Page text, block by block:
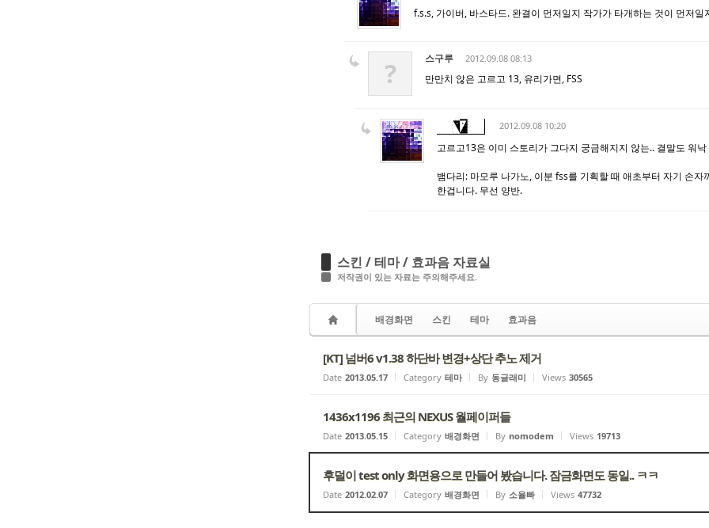
f.s.s, 가이버, 바스타드. 완결이 먼저일지 작가가 타개하는 것이 먼저
? 스구루 2012.09.08 08:13
만만치 않은 고르고 13, 유리가면, FSS
2012.09.08 10:20
고르고13은 이미 스토리가 그다지 궁금해지지 않는.. 결말도 워
뱀다리: 마모루 나가노, 이분 fss를 기획할 때 애초부터 자기 손
한겁니다. 무선 양반.
스킨 / 테마 / 효과음 자료실
저작권이 있는 자료는 주의해주세요.
배경화면 스킨 테마
효과음
[KT] 넘버6 v1.38 하단바 변경+상단 추노 제거
Date 2013.05.17 Category 테마 By 동글래미 Views 30565
1436x1196 최근의 NEXUS 월페이퍼들
Date 2013.05.15 Category 배경화면 By nomodem Views 19713
후덜이 test only 화면용으로 만들어 봤습니다. 잠금화면도 동일.. ㅋㅋ
Date 2012.02.07 Category 배경화면 By 소율빠 Views 47732